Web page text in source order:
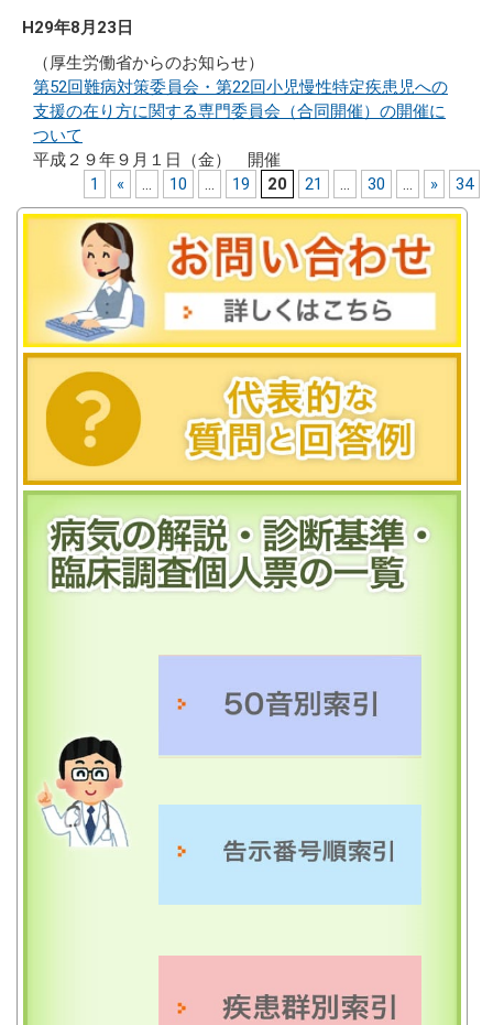
H29年8月23日
（厚生労働省からのお知らせ）
第52回難病対策委員会・第22回小児慢性特定疾患児への
支援の在り方に関する専門委員会（合同開催）の開催に
ついて
平成２９年９月１日（金） 開催
1
« ... 10 ... 19 20 21 ... 30 ... » 34